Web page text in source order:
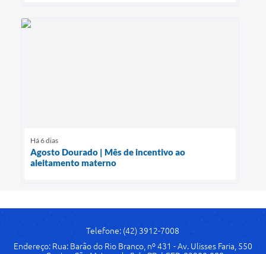
Há 6 dias
Agosto Dourado | Mês de incentivo ao
aleitamento materno
Telefone: (42) 3912-7008
Endereço: Rua: Barão do Rio Branco, nº 431 - Av. Ulisses Faria, 550